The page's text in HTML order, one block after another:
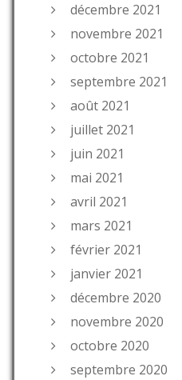
décembre 2021
novembre 2021
octobre 2021
septembre 2021
août 2021
juillet 2021
juin 2021
mai 2021
avril 2021
mars 2021
février 2021
janvier 2021
décembre 2020
novembre 2020
octobre 2020
septembre 2020